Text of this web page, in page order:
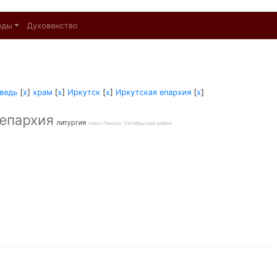
Духовенство
[x] храм [x] Иркутск [x] Иркутская епархия [x]
литургия Ново-Ленино Октябрьский район